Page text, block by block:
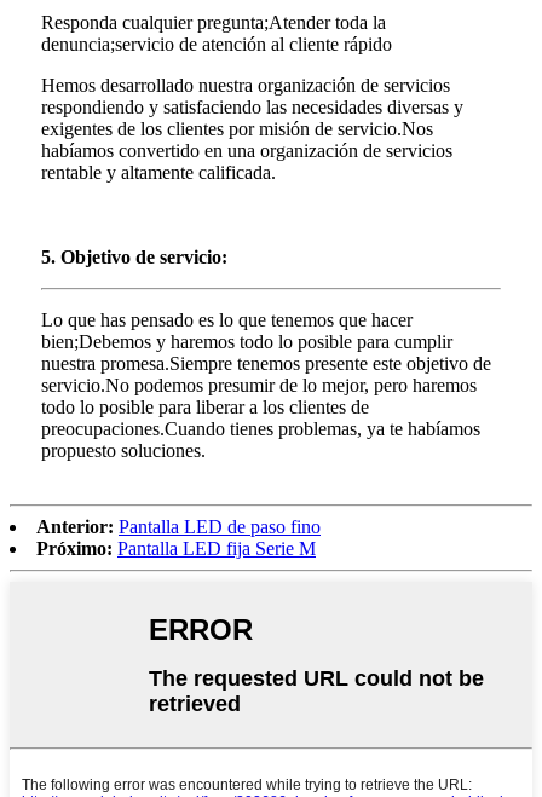
Responda cualquier pregunta;Atender toda la
denuncia;servicio de atención al cliente rápido
Hemos desarrollado nuestra organización de servicios
respondiendo y satisfaciendo las necesidades diversas y
exigentes de los clientes por misión de servicio.Nos
habíamos convertido en una organización de servicios
rentable y altamente calificada.
5. Objetivo de servicio:
Lo que has pensado es lo que tenemos que hacer
bien;Debemos y haremos todo lo posible para cumplir
nuestra promesa.Siempre tenemos presente este objetivo de
servicio.No podemos presumir de lo mejor, pero haremos
todo lo posible para liberar a los clientes de
preocupaciones.Cuando tienes problemas, ya te habíamos
propuesto soluciones.
Anterior: Pantalla LED de paso fino
Próximo: Pantalla LED fija Serie M